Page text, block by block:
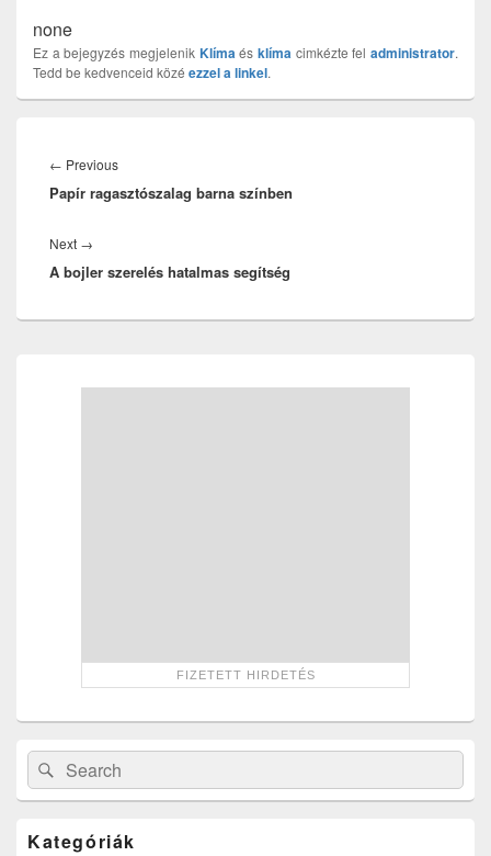
none
Ez a bejegyzés megjelenik Klímaésklíma cimkézte feladministrator.
Tedd be kedvenceid közé ezzel a linkel.
navigáció
← PreviousPrevious
post:
Papír ragasztószalag barna színben
Next →
post:
A bojler szerelés hatalmas segítség
Search
for:
Search
Kategóriák